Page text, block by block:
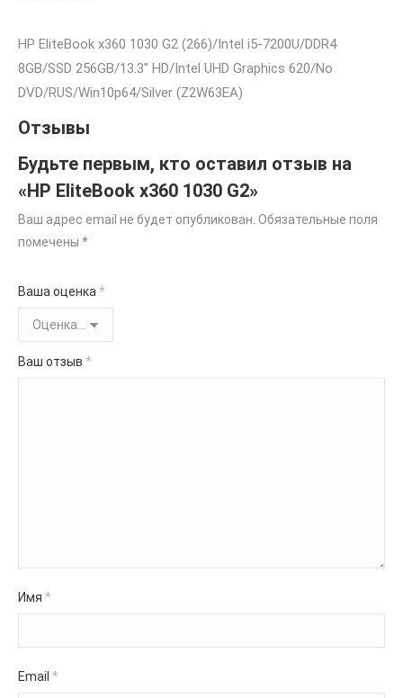
HP EliteBook x360 1030 G2 (266)/Intel i5-7200U/DDR4
8GB/SSD 256GB/13.3″ HD/Intel UHD Graphics 620/No
DVD/RUS/Win10p64/Silver (Z2W63EA)
Отзывы
Будьте первым, кто оставил отзыв на
«HP EliteBook x360 1030 G2»
Ваш адрес email не будет опубликован. Обязательные поля
помечены *
Ваша оценка*
Ваш отзыв *
Имя *
Email *